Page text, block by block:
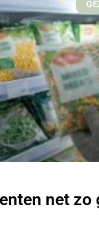
net zo